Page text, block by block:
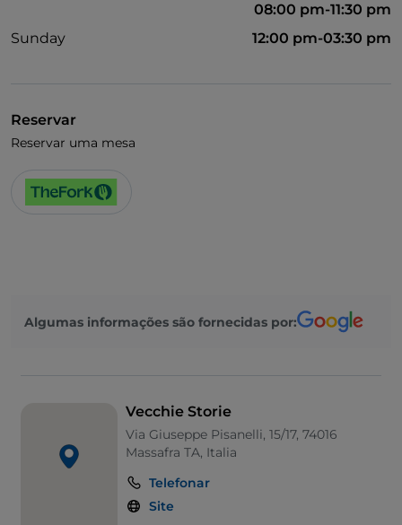
08:00 pm-11:30 pm
Sunday
12:00 pm-03:30 pm
Reservar
Reservar uma mesa
Algumas informações são fornecidas por:
Vecchie Storie
Via Giuseppe Pisanelli, 15/17, 74016
Massafra TA, Italia
Telefonar
Site